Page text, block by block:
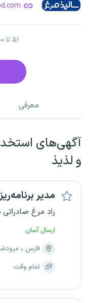
۵۱ تا ۱۰۰ نفر
معرفی
آگهی‌های
و لذیذ
مدیر
راد مرغ
ارسال آسان
فارس
تمام وقت